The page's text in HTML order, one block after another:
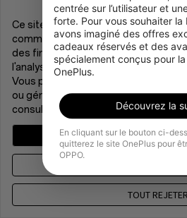
Manuels d’utilisation
Nous contacter
Dépannage
Accessibilité
Red Cable Club
OnePlus Store App
OxygenOS
Emploi
Durabilité
Politique de confidentialité
Accord
Conditions de vente
Security
Cookie Settings
© 2013 - 2026 OnePlus. All Rights Reserved.
centrée sur l’utilisateur et
forte. Pour vous souhaiter la
avons imaginé des offres
cadeaux réservés et des
spécialement conçus pour
OnePlus.
Découvrez la
En cliquant sur le bouton ci-
quitterez le site OnePlus pour
OPPO.
Ce site utilise des cookies et des
comme décrit dans notrePolitique
des finalités pouvant inclure le
l'analyse, une expérience utilisateur
Vous pouvez consentir à notre
ou gérer vos préférences. Pour plus
consultez notre
Politique de
GÉRER VOS
TOUT REJETER